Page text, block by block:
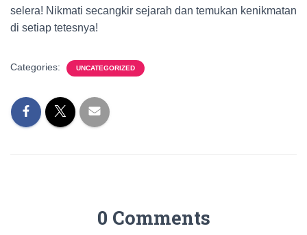
selera! Nikmati secangkir sejarah dan temukan kenikmatan
di setiap tetesnya!
Categories: UNCATEGORIZED
0 Comments